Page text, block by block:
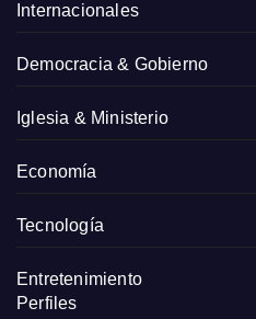
Internacionales
Democracia & Gobierno
Iglesia & Ministerio
Economía
Tecnología
Entretenimiento
Perfiles